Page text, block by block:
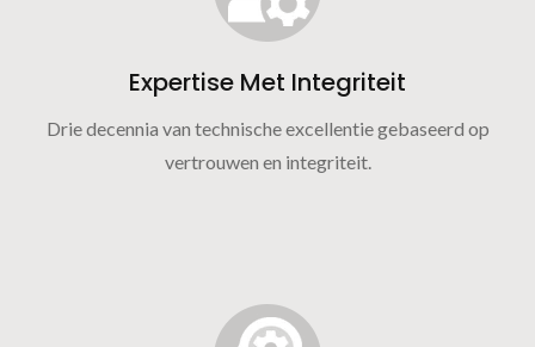
Expertise Met Integriteit
Drie decennia van technische excellentie gebaseerd op
vertrouwen en integriteit.